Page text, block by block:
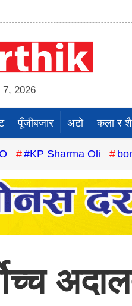
2026
पूँजीबजार अटो कला र
#KP Sharma Oli